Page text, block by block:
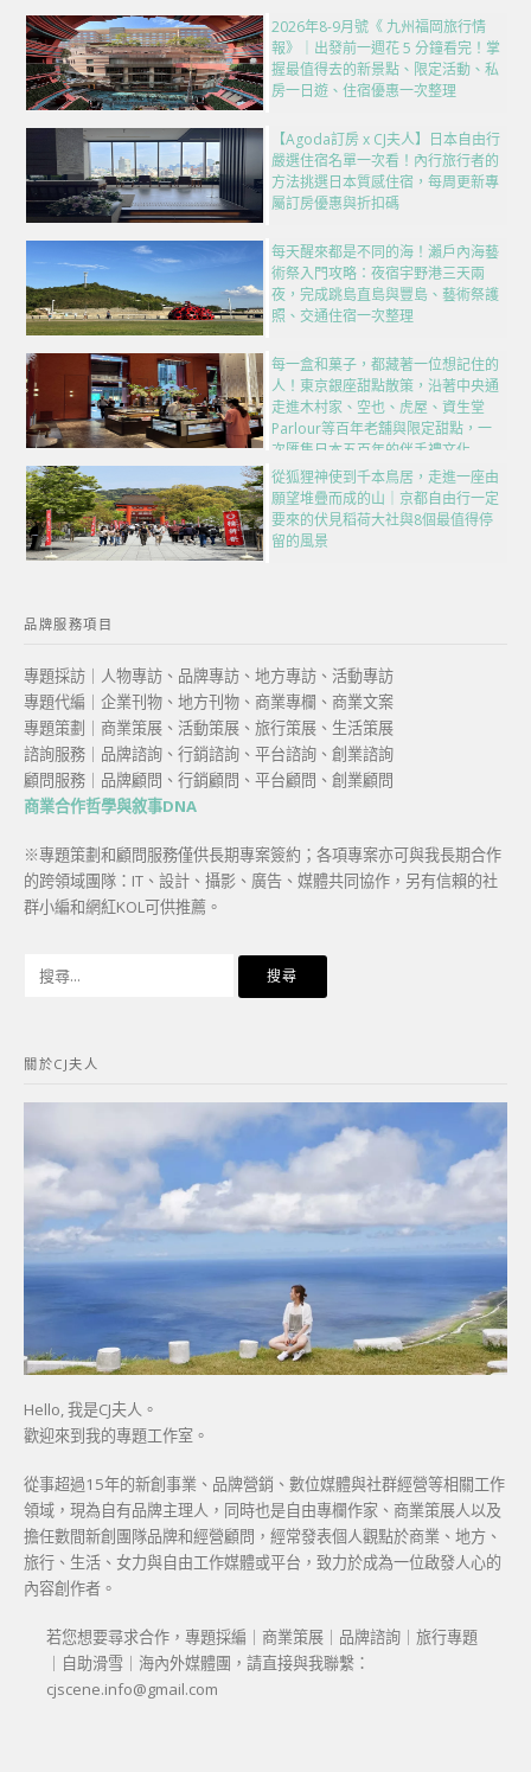
2026年8-9月號《 九州福岡旅行情
報》｜出發前一週花 5 分鐘看完！掌
握最值得去的新景點、限定活動、私
房一日遊、住宿優惠一次整理
【Agoda訂房 x CJ夫人】日本自由行
嚴選住宿名單一次看！內行旅行者的
方法挑選日本質感住宿，每周更新專
屬訂房優惠與折扣碼
每天醒來都是不同的海！瀨戶內海藝
術祭入門攻略：夜宿宇野港三天兩
夜，完成跳島直島與豐島、藝術祭護
照、交通住宿一次整理
每一盒和菓子，都藏著一位想記住的
人！東京銀座甜點散策，沿著中央通
走進木村家、空也、虎屋、資生堂
Parlour等百年老舖與限定甜點，一
次匯集日本五百年的伴手禮文化
從狐狸神使到千本鳥居，走進一座由
願望堆疊而成的山｜京都自由行一定
要來的伏見稻荷大社與8個最值得停
留的風景
品牌服務項目
專題採訪｜人物專訪、品牌專訪、地方專訪、活動專訪
專題代編｜企業刊物、地方刊物、商業專欄、商業文案
專題策劃｜商業策展、活動策展、旅行策展、生活策展
諮詢服務｜品牌諮詢、行銷諮詢、平台諮詢、創業諮詢
顧問服務｜品牌顧問、行銷顧問、平台顧問、創業顧問
商業合作哲學與敘事DNA
※專題策劃和顧問服務僅供長期專案簽約；各項專案亦可與我長期合作
的跨領域團隊：IT、設計、攝影、廣告、媒體共同協作，另有信賴的社
群小編和網紅KOL可供推薦。
字:
關於CJ夫人
Hello, 我是CJ夫人。
歡迎來到我的專題工作室。
從事超過15年的新創事業、品牌營銷、數位媒體與社群經營等相關工作
領域，現為自有品牌主理人，同時也是自由專欄作家、商業策展人以及
擔任數間新創團隊品牌和經營顧問，經常發表個人觀點於商業、地方、
旅行、生活、女力與自由工作媒體或平台，致力於成為一位啟發人心的
內容創作者。
若您想要尋求合作，專題採編｜商業策展｜品牌諮詢｜旅行專題
｜自助滑雪｜海內外媒體團，請直接與我聯繫：
cjscene.info@gmail.com